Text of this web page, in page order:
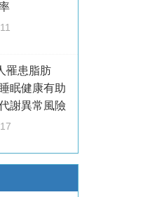
罹患脂肪
眠健康有助
謝異常風險